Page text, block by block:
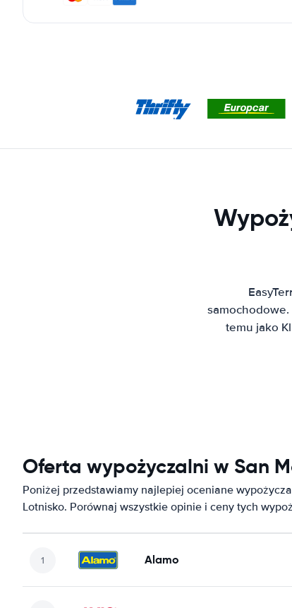
temu jako
Oferta wypożyczalni w San
Poniżej przedstawiamy najlepiej oceniane
Lotnisko. Porównaj wszystkie opinie i ceny tych
Alamo